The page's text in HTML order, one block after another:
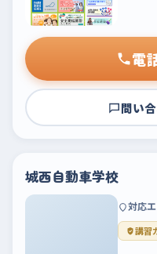
電
問い
城西自動車学校
対応
講習